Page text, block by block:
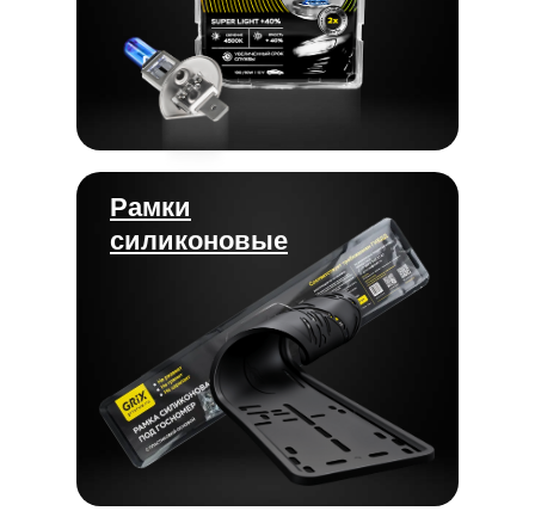
Рамки
силиконовые